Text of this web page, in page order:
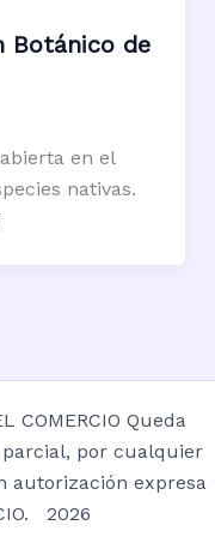
Botánico de
en el
nativas.
COMERCIO Queda
por cualquier
autorización expresa
2026